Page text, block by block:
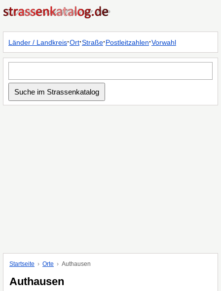
Länder / Landkreis·Ort·Straße·Postleitzahlen·Vorwahl
Startseite Orte Authausen
Authausen